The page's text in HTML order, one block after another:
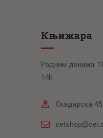
Књижара
Радним данима:
14h
Скадарска 45